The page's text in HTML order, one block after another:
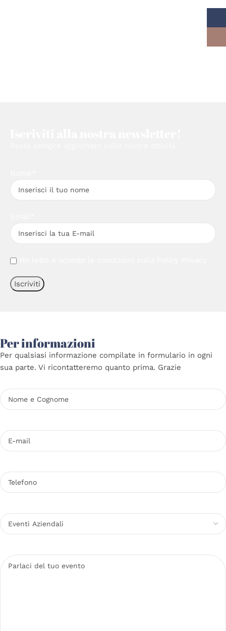
Per informazioni
Per qualsiasi informazione compilate in formulario in ogni
sua parte. Vi ricontatteremo quanto prima. Grazie